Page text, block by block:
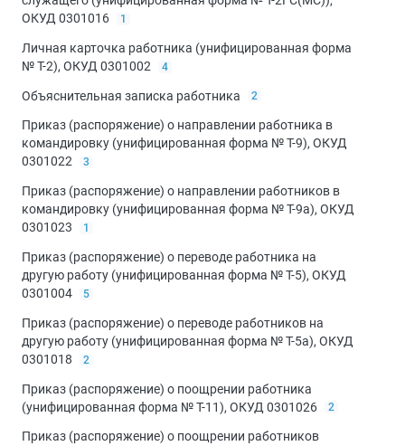
ОКУД 0301016
1
Личная карточка работника (унифицированная форма
№ Т-2), ОКУД 0301002
4
Объяснительная записка работника 2
Приказ (распоряжение) о направлении работника в
командировку (унифицированная форма № Т-9), ОКУД
0301022
3
Приказ (распоряжение) о направлении работников в
командировку (унифицированная форма № Т-9а), ОКУД
0301023
1
Приказ (распоряжение) о переводе работника на
другую работу (унифицированная форма № Т-5), ОКУД
0301004
5
Приказ (распоряжение) о переводе работников на
другую работу (унифицированная форма № Т-5а), ОКУД
0301018
2
Приказ (распоряжение) о поощрении работника
(унифицированная форма № Т-11), ОКУД 0301026
2
Приказ (распоряжение) о поощрении работников